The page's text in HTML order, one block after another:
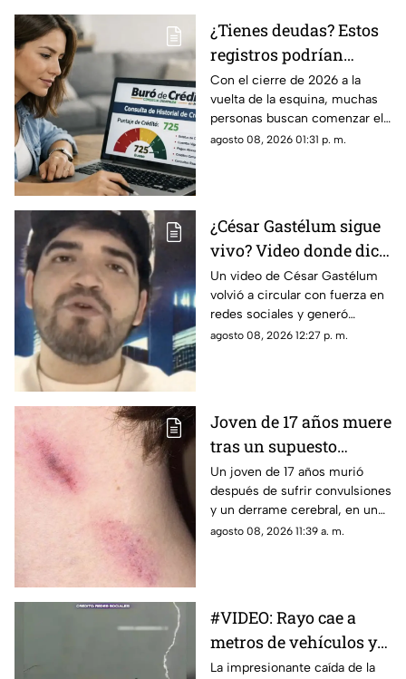
¿Tienes deudas? Estos
registros podrían
desaparecer del Buró
de Crédito en 2026
Con el cierre de 2026 a la
vuelta de la esquina, muchas
personas buscan comenzar el
próximo año con sus finanzas
registro negativo del Buró de
Crédito?
agosto 08, 2026 01:31 p. m.
¿César Gastélum sigue
vivo? Video donde dice
“todo fue una broma”
vuelve a hacerse viral
Un video de César Gastélum
volvió a circular con fuerza en
redes sociales y generó
confusión entre usuarios que
asegura que “todo fue una
broma”, además de ofrecer
disculpas a quienes se
preocuparon por una situación
que, según explica, se salió de
control.
agosto 08, 2026 12:27 p. m.
Joven de 17 años muere
tras un supuesto
“chupetón en México
Un joven de 17 años murió
después de sufrir convulsiones
y un derrame cerebral, en un
caso que ha generado
desenlace.
agosto 08, 2026 11:39 a. m.
#VIDEO: Rayo cae a
metros de vehículos y
hace explotar poste.
La impresionante caída de la